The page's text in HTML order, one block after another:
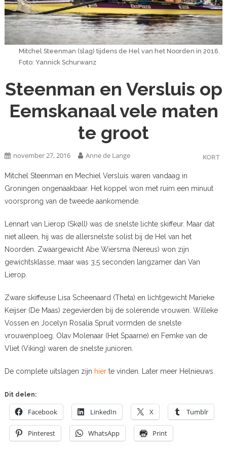
Mitchel Steenman (slag) tijdens de Hel van het Noorden in 2016.
Foto: Yannick Schurwanz
Steenman en Versluis op
Eemskanaal vele maten
te groot
KORT
november 27, 2016 Anne de Lange
Mitchel Steenman en Mechiel Versluis waren vandaag in
Groningen ongenaakbaar. Het koppel won met ruim een minuut
voorsprong van de tweede aankomende.
Lennart van Lierop (Skøll) was de snelste lichte skiffeur. Maar dat
niet alleen, hij was de allersnelste solist bij de Hel van het
Noorden. Zwaargewicht Abe Wiersma (Nereus) won zijn
gewichtsklasse, maar was 3,5 seconden langzamer dan Van
Lierop.
Zware skiffeuse Lisa Scheenaard (Theta) en lichtgewicht Marieke
Keijser (De Maas) zegevierden bij de solerende vrouwen. Willeke
Vossen en Jocelyn Rosalia Spruit vormden de snelste
vrouwenploeg. Olav Molenaar (Het Spaarne) en Femke van de
Vliet (Viking) waren de snelste junioren.
De complete uitslagen zijn hierte vinden. Later meer Helnieuws.
Dit delen:
Facebook LinkedIn X Tumblr
Pinterest WhatsApp Print